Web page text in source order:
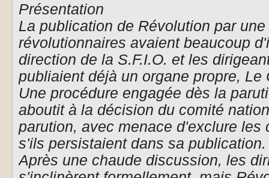
Présentation
La publication de Révolution par
révolutionnaires avaient beaucoup
direction de la S.F.I.O. et les
publiaient déjà un organe propre, Le
Une procédure engagée dès la
aboutit à la décision du comité
parution, avec menace d'exclure les
s'ils persistaient dans sa publication.
Après une chaude discussion, les